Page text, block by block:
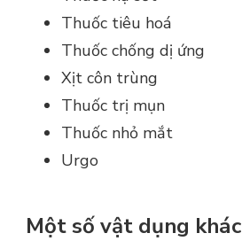
Thuốc tiêu hoá
Thuốc chống dị ứng
Xịt côn trùng
Thuốc trị mụn
Thuốc nhỏ mắt
Urgo
Một số vật dụng khác